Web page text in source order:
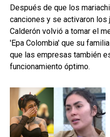
Después de que los
canciones y se activaron
Calderón volvió a tomar el
'Epa Colombia' que su
que las empresas también
funcionamiento óptimo.